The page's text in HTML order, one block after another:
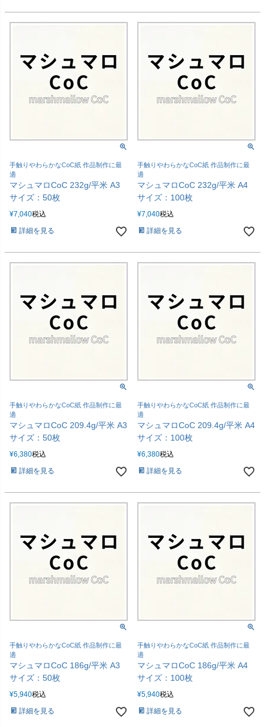
手触りやわらかなCoC紙 作品制作に最
適
マシュマロCoC 232g/平米 A3
サイズ：50枚
¥7,040税込
詳細を見る
手触りやわらかなCoC紙 作品制作に最
適
マシュマロCoC 232g/平米 A4
サイズ：100枚
¥7,040税込
詳細を見る
手触りやわらかなCoC紙 作品制作に最
適
マシュマロCoC 209.4g/平米 A3
サイズ：50枚
¥6,380税込
詳細を見る
手触りやわらかなCoC紙 作品制作に最
適
マシュマロCoC 209.4g/平米 A4
サイズ：100枚
¥6,380税込
詳細を見る
手触りやわらかなCoC紙 作品制作に最
適
マシュマロCoC 186g/平米 A3
サイズ：50枚
¥5,940税込
詳細を見る
手触りやわらかなCoC紙 作品制作に最
適
マシュマロCoC 186g/平米 A4
サイズ：100枚
¥5,940税込
詳細を見る